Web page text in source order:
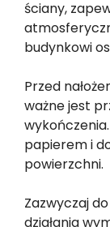
ściany,
budynkowi
Przed
ważne jest
papierem i
powierzchni.
Zazwyczaj
działania